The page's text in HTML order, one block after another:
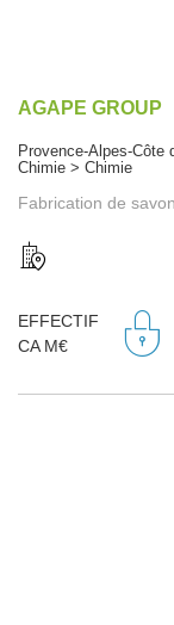
AGAPE GROUP
Provence-Alpes-
Chimie > Chimie
Fabrication de
EFFECTIF
CA M€